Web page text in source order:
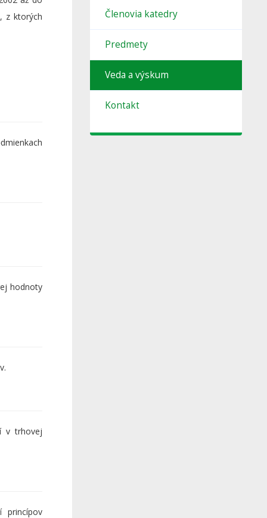
z ktorých
hodnoty
v trhovej
princípov
Členovia katedry
Predmety
Veda a výskum
Kontakt